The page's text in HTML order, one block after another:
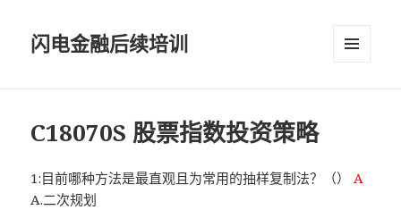
闪电金融后续培训
C18070S 股票指数投资策略
1:目前哪种方法是最直观且为常用的抽样复制法？（）A
A.二次规划